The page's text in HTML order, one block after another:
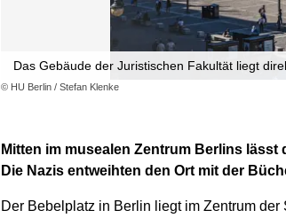
© HU Berlin / Stefan Klenke
Das Gebäude der Juristischen Fakultät liegt
Mitten im musealen Zentrum Berlins
Die Nazis entweihten den Ort mit der
Der Bebelplatz in Berlin liegt im Zentrum